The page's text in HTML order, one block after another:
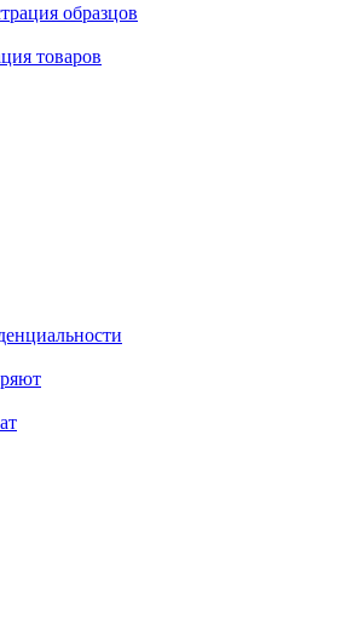
образцов
товаров